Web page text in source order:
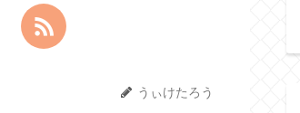
うぃけたろう